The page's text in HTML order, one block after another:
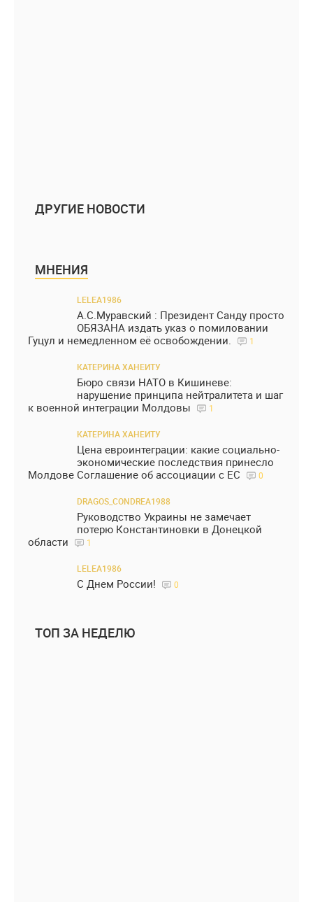
ДРУГИЕ НОВОСТИ
МНЕНИЯ
LELEA1986
А.С.Муравский : Президент Санду просто
ОБЯЗАНА издать указ о помиловании
Гуцул и немедленном её освобождении.
1
КАТЕРИНА ХАНЕИТУ
Бюро связи НАТО в Кишиневе:
нарушение принципа нейтралитета и шаг
к военной интеграции Молдовы
1
КАТЕРИНА ХАНЕИТУ
Цена евроинтеграции: какие социально-
экономические последствия принесло
Молдове Соглашение об ассоциации с ЕС
0
DRAGOS_CONDREA1988
Руководство Украины не замечает
потерю Константиновки в Донецкой
области
1
LELEA1986
С Днем России! 0
ТОП ЗА НЕДЕЛЮ